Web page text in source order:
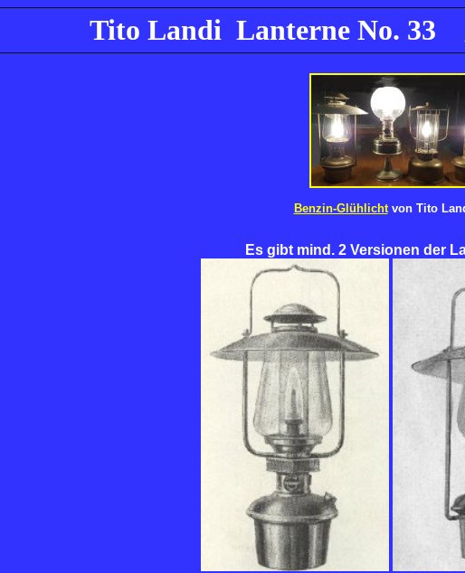
Tito Landi Lanterne No. 33
Benzin-Glühlichtvon Tito
Es gibt mind. 2 Versionen der